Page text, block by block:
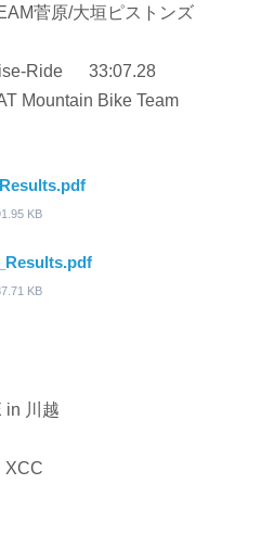
菅原/大垣ピストンズ
Ride 33:07.28
Bike Team
KB
KB
川越
XCC